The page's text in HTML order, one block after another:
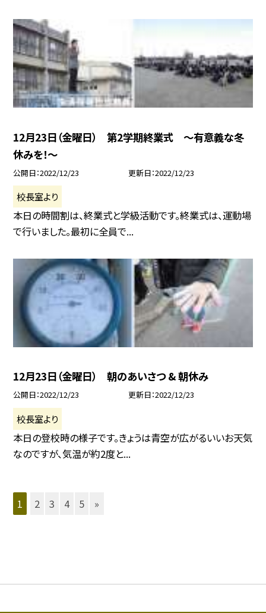
12月23日（金曜日） 第2学期終業式 〜有意義な冬
休みを！〜
公開日 2022/12/23 更新日 2022/12/23
校長室より
本日の時間割は、終業式と学級活動です。終業式は、運動場
で行いました。最初に全員で...
12月23日（金曜日） 朝のあいさつ & 朝休み
公開日 2022/12/23 更新日 2022/12/23
校長室より
本日の登校時の様子です。きょうは青空が広がるいいお天気
なのですが、気温が約2度と...
1 2 3 4 5 »